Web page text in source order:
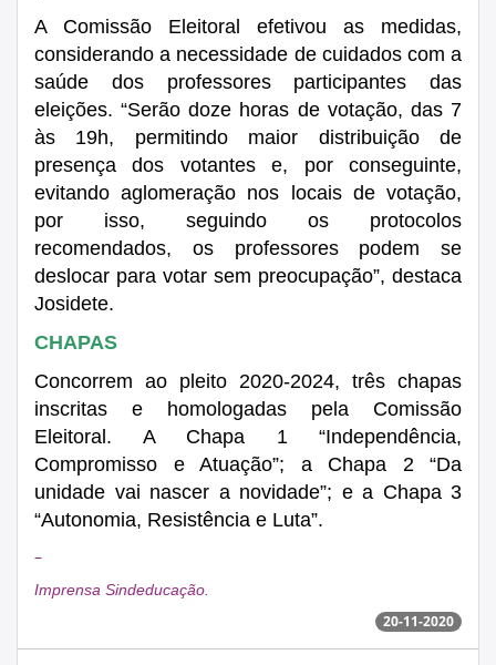
AComissão Eleitoral efetivou as medidas,
considerandoa necessidade de cuidados com a
saúde dos professores participantes das
eleições. “Serão doze horas de votação, das 7
às 19h, permitindo maior distribuição de
presença dos votantes e, por conseguinte,
evitando aglomeração nos locais de votação,
por isso, seguindo os protocolos
recomendados, os professores podem se
deslocar para votar sem preocupação”, destaca
Josidete.
CHAPAS
Concorrem ao pleito 2020-2024, três chapas
inscritas e homologadas pela Comissão
Eleitoral. A Chapa 1 “Independência,
Compromisso e Atuação”; a Chapa 2 “Da
unidade vai nascer a novidade”; e a Chapa 3
“Autonomia, Resistência e Luta”.
–
Imprensa Sindeducação.
20-11-2020